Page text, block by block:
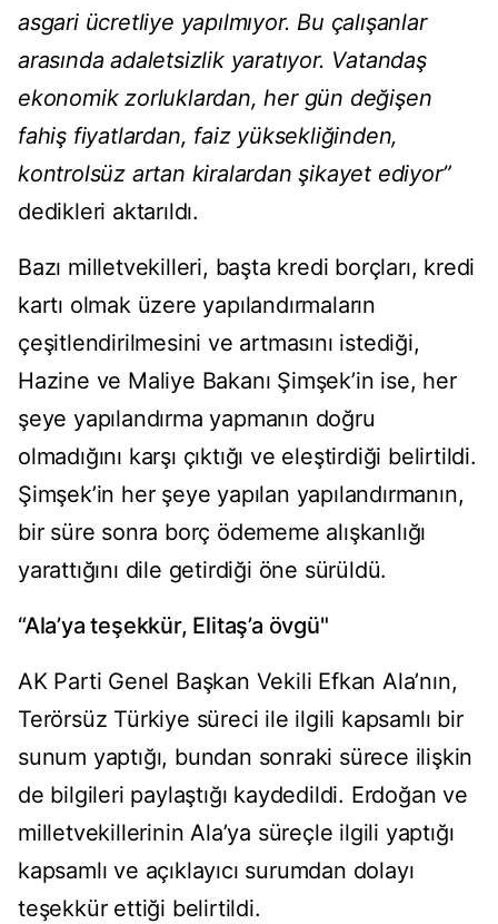
asgari ücretliye yapılmıyor. Bu çalışanlar
arasında adaletsizlik yaratıyor. Vatandaş
ekonomik zorluklardan, her gün değişen
fahiş fiyatlardan, faiz yüksekliğinden,
kontrolsüz artan kiralardan şikayet ediyor”
dedikleri aktarıldı.
Bazı milletvekilleri, başta kredi borçları, kredi
kartı olmak üzere yapılandırmaların
çeşitlendirilmesini ve artmasını istediği,
Hazine ve Maliye Bakanı Şimşek’in ise, her
şeye yapılandırma yapmanın doğru
olmadığını karşı çıktığı ve eleştirdiği belirtildi.
Şimşek’in her şeye yapılan yapılandırmanın,
bir süre sonra borç ödememe alışkanlığı
yarattığını dile getirdiği öne sürüldü.
“Ala’ya teşekkür, Elitaş’a övgü"
AK Parti Genel Başkan Vekili Efkan Ala’nın,
Terörsüz Türkiye süreci ile ilgili kapsamlı bir
sunum yaptığı, bundan sonraki sürece ilişkin
de bilgileri paylaştığı kaydedildi. Erdoğan ve
milletvekillerinin Ala’ya süreçle ilgili yaptığı
kapsamlı ve açıklayıcı surumdan dolayı
teşekkür ettiği belirtildi.